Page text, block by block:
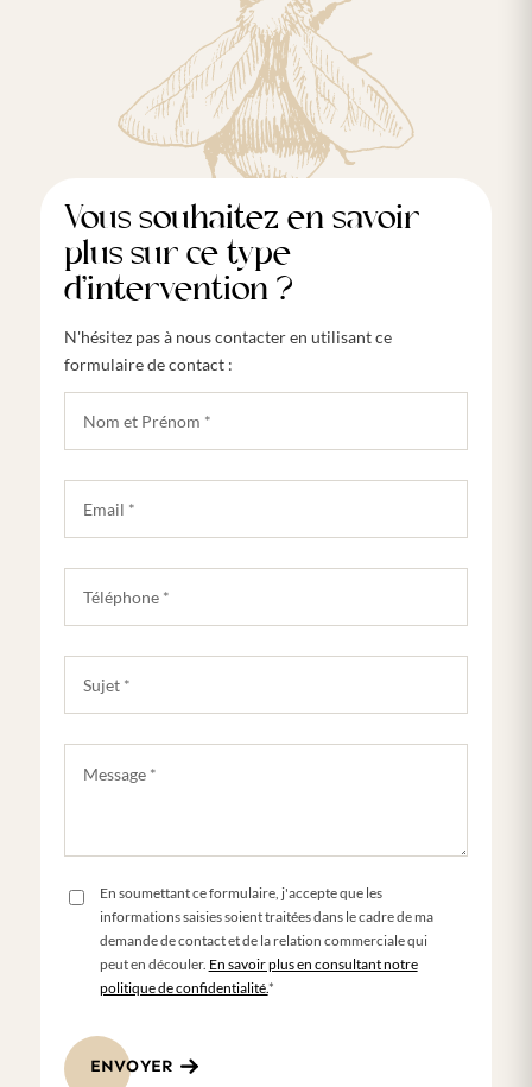
Vous souhaitez en savoir
plus sur ce type
d'intervention ?
N'hésitez pas à nous contacter en utilisant ce
formulaire de contact :
En soumettant ce formulaire, j'accepte que les
informations saisies soient traitées dans le cadre de ma
demande de contact et de la relation commerciale qui
peut en découler. En savoir plus en consultant notre
politique de confidentialité.*
ENVOYER